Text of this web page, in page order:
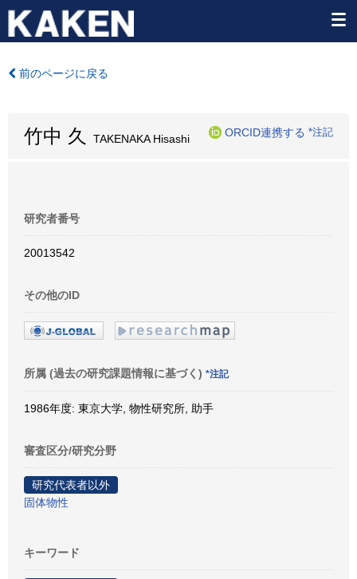
前のページに戻る
竹中 久 TAKENAKA Hisashi
ORCID連携する *注記
研究者番号
20013542
その他のID
所属 (過去の研究課題情報に基づく) *注記
1986年度: 東京大学, 物性研究所, 助手
審査区分/研究分野
研究代表者以外
固体物性
キーワード